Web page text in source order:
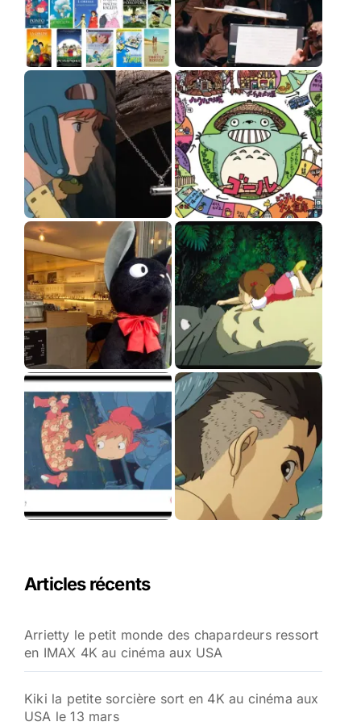
Articles récents
Arrietty le petit monde des chapardeurs ressort
en IMAX 4K au cinéma aux USA
Kiki la petite sorcière sort en 4K au cinéma aux
USA le 13 mars